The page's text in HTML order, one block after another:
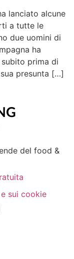
lanciato alcune
a tutte le
due uomini di
ha
prima di
presunta […]
del food &
sui cookie